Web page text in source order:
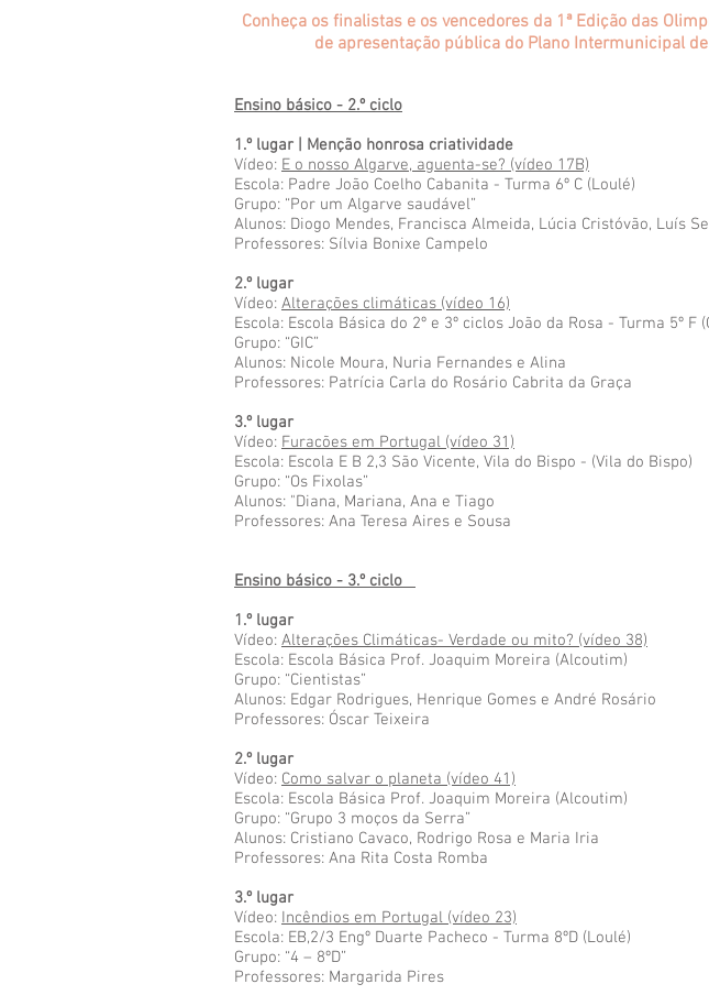
Conheça os finalistas e os vencedores da 1ª Edição das
de apresentação pública do Plano Intermunicipal
Ensino básico - 2.º ciclo
1.º lugar | Menção honrosa criatividade
Vídeo: E o nosso Algarve, aguenta-se? (vídeo 17B)
Escola: Padre João Coelho Cabanita - Turma 6º C (Loulé)
Grupo: “Por um Algarve saudável”
Alunos: Diogo Mendes, Francisca Almeida, Lúcia Cristóvão, Luís
Professores: Sílvia Bonixe Campelo
2.º lugar
Vídeo: Alterações climáticas (vídeo 16)
Escola: Escola Básica do 2º e 3º ciclos João da Rosa - Turma 5º F
Grupo: “GIC”
Alunos: Nicole Moura, Nuria Fernandes e Alina
Professores: Patrícia Carla do Rosário Cabrita da Graça
3.º lugar
Vídeo: Furacões em Portugal (vídeo 31)
Escola: Escola E B 2,3 São Vicente, Vila do Bispo - (Vila do Bispo)
Grupo: “Os Fixolas”
Alunos: "Diana, Mariana, Ana e Tiago
Professores: Ana Teresa Aires e Sousa
Ensino básico - 3.º ciclo
1.º lugar
Vídeo: Alterações Climáticas- Verdade ou mito? (vídeo 38)
Escola: Escola Básica Prof. Joaquim Moreira (Alcoutim)
Grupo: “Cientistas”
Alunos: Edgar Rodrigues, Henrique Gomes e André Rosário
Professores: Óscar Teixeira
2.º lugar
Vídeo: Como salvar o planeta (vídeo 41)
Escola: Escola Básica Prof. Joaquim Moreira (Alcoutim)
Grupo: “Grupo 3 moços da Serra”
Alunos: Cristiano Cavaco, Rodrigo Rosa e Maria Iria
Professores: Ana Rita Costa Romba
3.º lugar
Vídeo: Incêndios em Portugal (vídeo 23)
Escola: EB,2/3 Engº Duarte Pacheco - Turma 8ºD (Loulé)
Grupo: “4 – 8ºD”
Professores: Margarida Pires